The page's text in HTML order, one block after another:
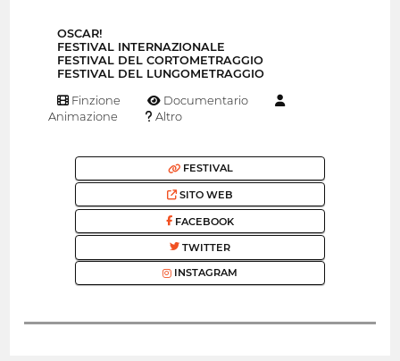
OSCAR!
FESTIVAL INTERNAZIONALE
FESTIVAL DEL CORTOMETRAGGIO
FESTIVAL DEL LUNGOMETRAGGIO
Finzione
Documentario
Animazione
Altro
FESTIVAL
SITO WEB
FACEBOOK
TWITTER
INSTAGRAM